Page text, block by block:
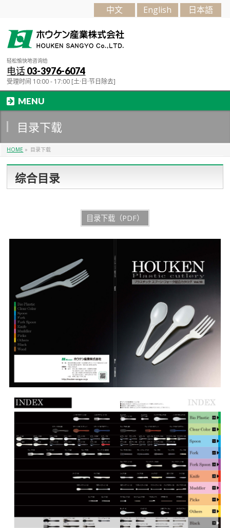
日本語
English
中文
轻松愉快地咨询给
电话 03-3976-6074
受理时间 10:00 - 17:00 [土·日·节日除去]
MENU
目录下载
HOME » 目录下载
综合目录
目录下载（PDF）